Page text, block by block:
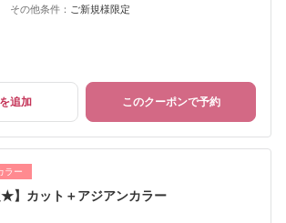
その他条件： ご新規様限定
追加 このクーポンで予約
ラー
★】カット＋アジアンカラー